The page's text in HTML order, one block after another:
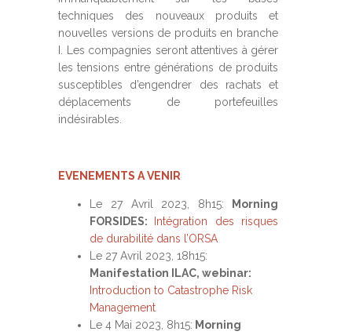
techniques des nouveaux produits et
nouvelles versions de produits en branche
I. Les compagnies seront attentives à gérer
les tensions entre générations de produits
susceptibles d’engendrer des rachats et
déplacements de portefeuilles
indésirables.
EVENEMENTS A VENIR
Le 27 Avril 2023, 8h15: Morning
FORSIDES:
Intégration des risques
de durabilité dans l’ORSA
Le 27 Avril 2023, 18h15:
Manifestation ILAC, webinar:
Introduction to Catastrophe Risk
Management
Le 4 Mai 2023, 8h15: Morning